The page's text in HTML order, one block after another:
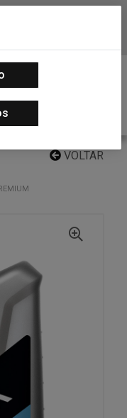
já nosso APP
VOLTAR